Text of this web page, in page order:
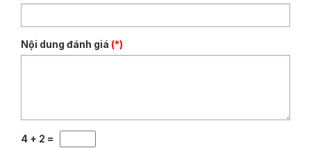
Nội dung đánh giá (*)
4 + 2 =